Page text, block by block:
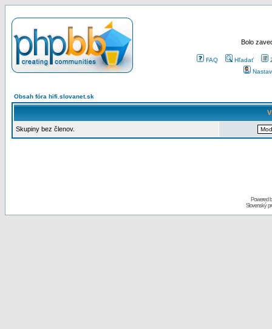
Bolo
FAQ Hľadať
Obsah fóra hifi.slovanet.sk
Skupiny bez členov.
Powered
Slovenský